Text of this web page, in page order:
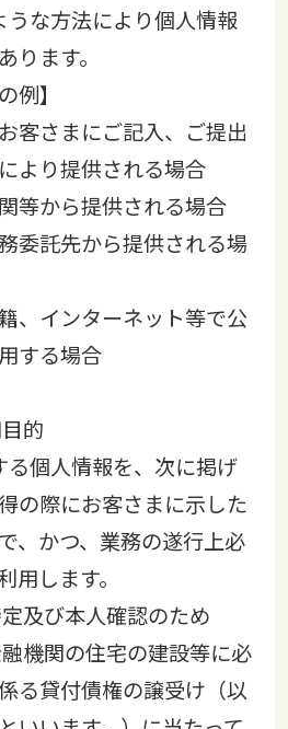
うな方法により個人情報
ります。
例】
客さまにご記入、ご提出
より提供される場合
等から提供される場合
委託先から提供される場
、インターネット等で公
する場合
的
る個人情報を、次に掲げ
の際にお客さまに示した
、かつ、業務の遂行上必
用します。
び本人確認のため
関の住宅の建設等に必
る貸付債権の譲受け（以